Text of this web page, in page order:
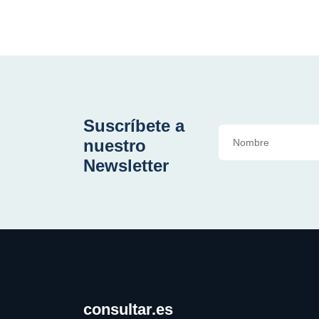
Suscríbete a
nuestro
Newsletter
consultar.es